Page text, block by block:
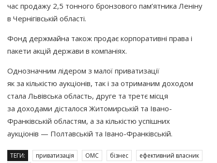
час продажу 2,5 тонного бронзового пам’ятника Леніну
в Чернігівській області.
Фонд держмайна також продає корпоративні права і
пакети акцій держави в компаніях.
Однозначним лідером з малої приватизації
як за кількістю аукціонів, так і за отриманим доходом
стала Львівська область, друге та третє місця
за доходами дісталося Житомирській та Івано-
Франківській областям, а за кількістю успішних
аукціонів — Полтавській та Івано-Франківській.
ТЕГИ: приватизація ОМС бізнес ефективний власник